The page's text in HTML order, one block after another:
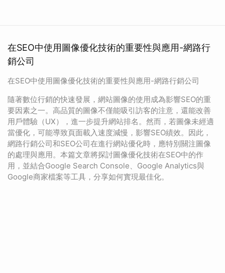
在SEO中使用圖像優化技術的重要性與應用-網路行
銷公司
在SEO中使用圖像優化技術的重要性與應用-網路行銷公司
隨著數位行銷的快速發展，網站圖像的使用成為影響SEO的重
要因素之一。高品質的圖像不僅能吸引訪客的注意，還能改善
用戶體驗（UX），進一步提升網站排名。然而，若圖像未經適
當優化，可能導致頁面載入速度減慢，影響SEO績效。因此，
網路行銷公司和SEO公司在進行網站優化時，應特別關注圖像
的處理與應用。本篇文章將探討圖像優化技術在SEO中的作
用，並結合Google Search Console、Google Analytics與
Google商家檔案等工具，分享如何實現最佳化。